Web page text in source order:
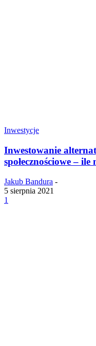
Inwestycje
Inwestowanie
społecznościowe –
Jakub Bandura -
5 sierpnia 2021
1